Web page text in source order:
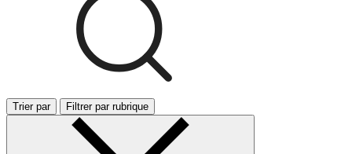
Trier par Filtrer par rubrique